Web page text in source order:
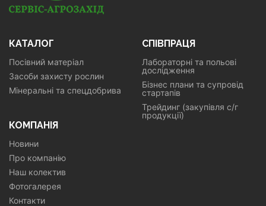
КАТАЛОГ
Посівний матеріал
Засоби захисту рослин
Мінеральні та спецдобрива
СПІВПРАЦЯ
Лабораторні та польові
дослідження
Бізнес плани та супровід
стартапів
Трейдинг (закупівля с/г
продукції)
КОМПАНІЯ
Новини
Про компанію
Наш колектив
Фотогалерея
Контакти